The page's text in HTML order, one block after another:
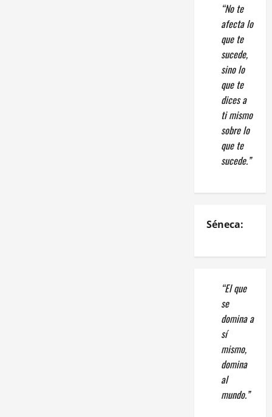
“No te
afecta lo
que te
sucede,
sino lo
que te
dices a
ti mismo
sobre lo
que te
sucede.”
Séneca:
“El que
se
domina a
sí
mismo,
domina
al
mundo.”